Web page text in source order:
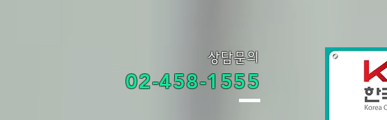
상담문의
02-458-1555